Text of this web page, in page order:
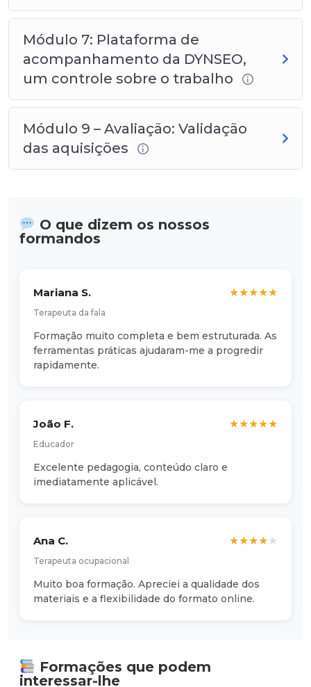
Módulo 7: Plataforma de
acompanhamento da DYNSEO,
um controle sobre o trabalho
Módulo 9 – Avaliação: Validação
das aquisições
O que dizem os nossos
formandos
Mariana S.
Terapeuta da fala
★★★★★
Formação muito completa e bem estruturada. As
ferramentas práticas ajudaram-me a progredir
rapidamente.
João F.
Educador
★★★★★
Excelente pedagogia, conteúdo claro e
imediatamente aplicável.
Ana C.
Terapeuta ocupacional
★★★★★
Muito boa formação. Apreciei a qualidade dos
materiais e a flexibilidade do formato online.
Formações que podem
interessar-lhe